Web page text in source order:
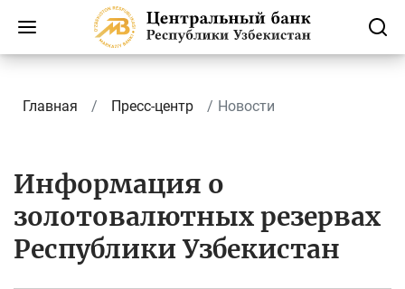
Главная Пресс-центр Новости
Информация о
золотовалютных резервах
Республики Узбекистан